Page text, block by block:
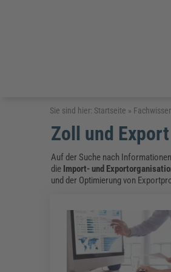
Arbeitsschutz
Fachpublikationen &
Arbeitssicherheit &
Brandschutz
Weiterbildungen
Arbeitsschutz &
Assistenz & Office-
Baurecht & Architektenrecht
Energieoptimiertes &
Bau, Immobilien &
Bildung und Erziehung
Kinderschutz, Jugendhilfe &
Datenschutz & IT-Recht
Datenschutz & IT-Sicherheit
Elektrosicherheit
Elektrosicherheit &
Energie und Umwelt
Fachpublikationen &
Weiterbildungen
Arbeitsschutz
Bildung und Erziehung
Energie und Umwelt
Kommunales
Reisekosten und
Arbeitsschutz
Bildung und Erziehung
Energie und Umwelt
Kommunales
Reisekosten und
Sie sind hier: Startseite »
Zoll und Export
Auf der Suche nach
die Import- und
und der Optimierung von